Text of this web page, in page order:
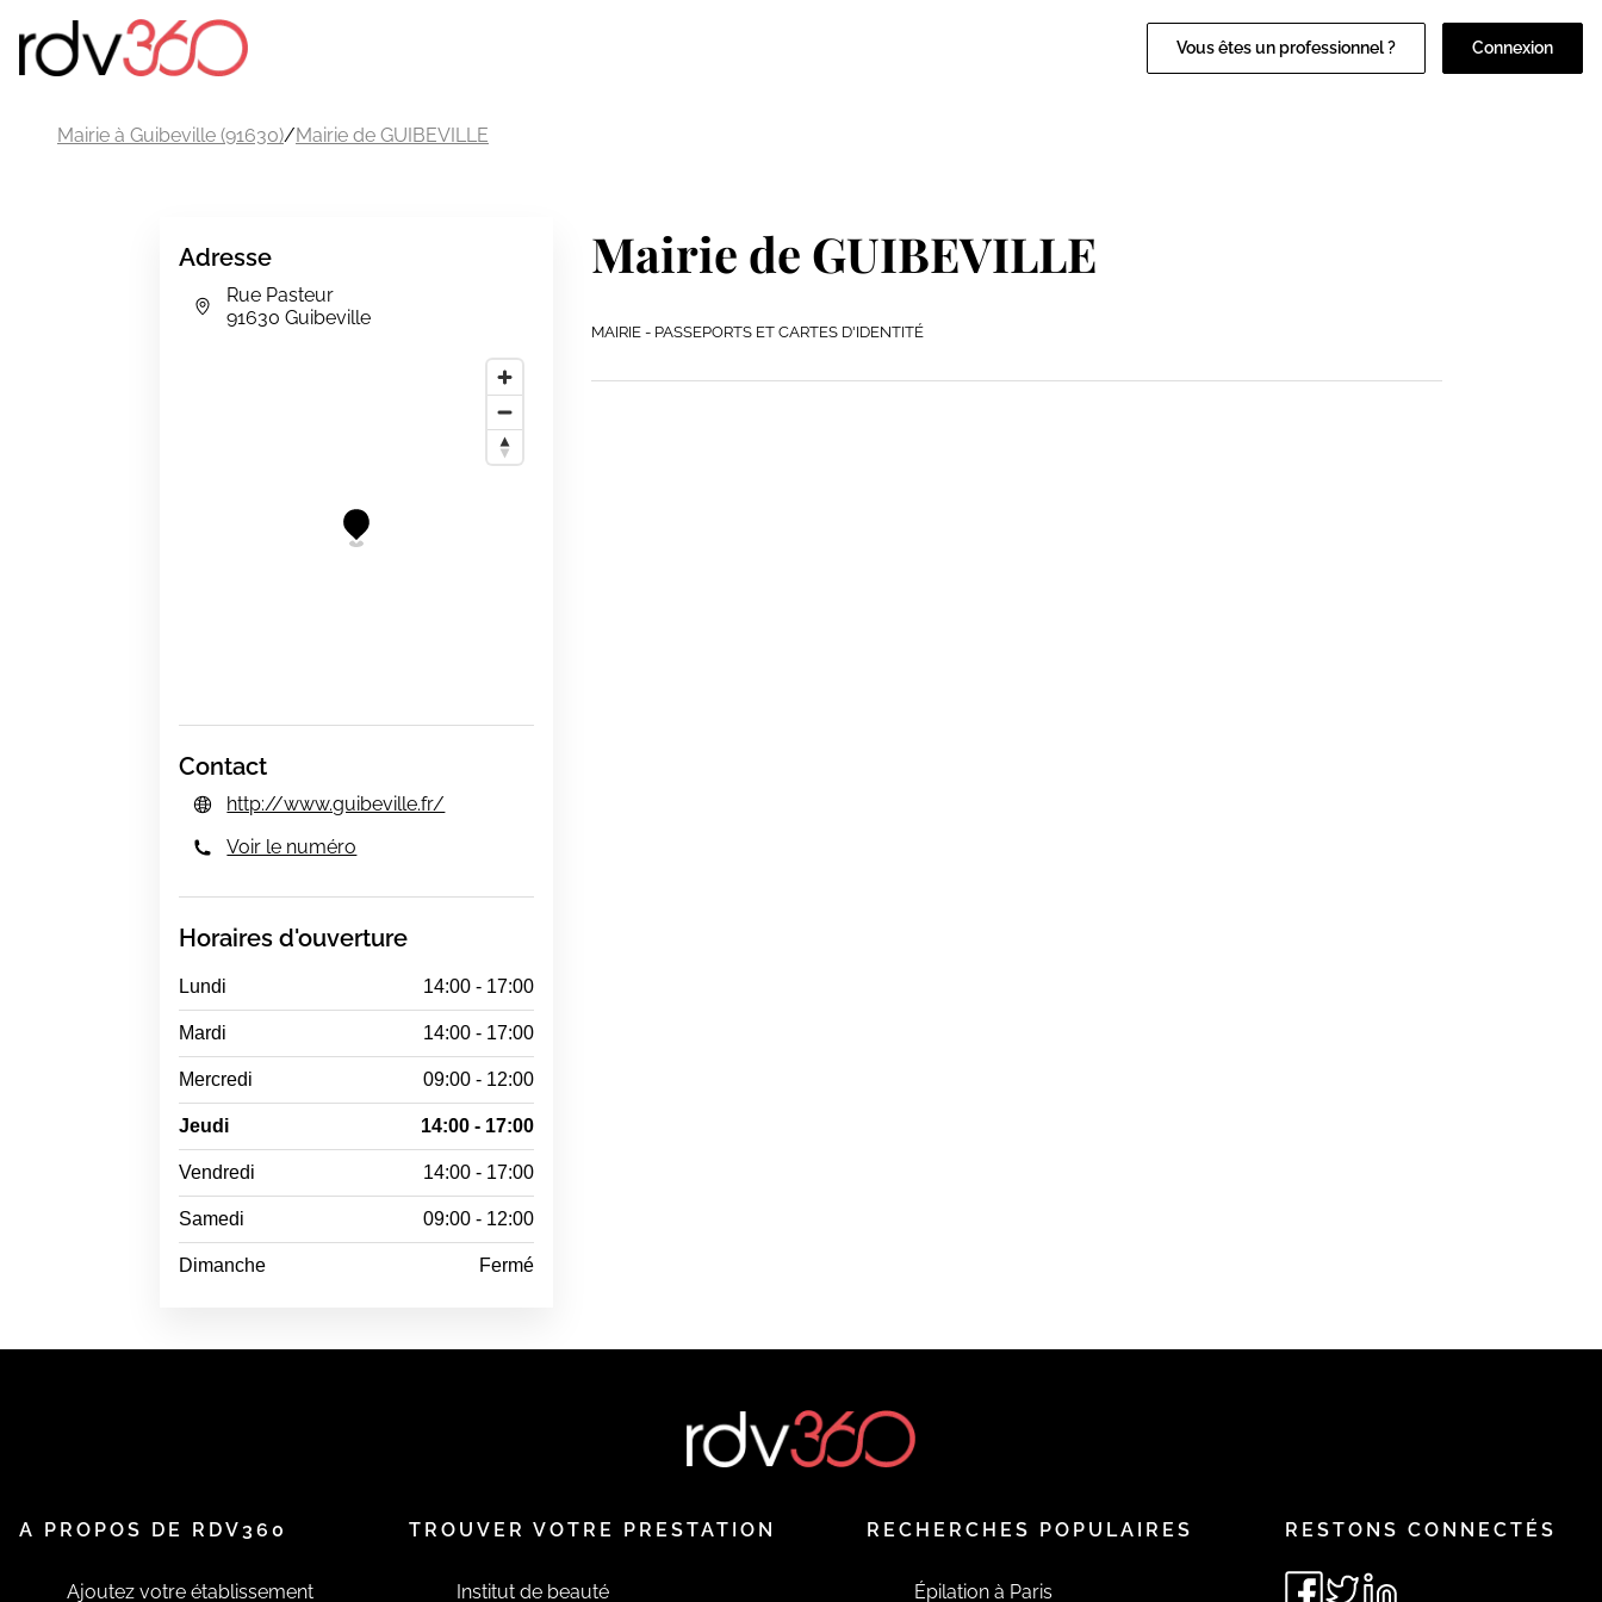
Vous êtes un professionnel ? Connexion
Mairie à Guibeville (91630)/Mairie de GUIBEVILLE
Adresse
Rue Pasteur
91630 Guibeville
Contact
http://www.guibeville.fr/
Voir le numéro
Horaires d'ouverture
Lundi 14:00 - 17:00
Mardi 14:00 - 17:00
Mercredi 09:00 - 12:00
Jeudi 14:00 - 17:00
Vendredi 14:00 - 17:00
Samedi 09:00 - 12:00
Dimanche Fermé
Mairie de GUIBEVILLE
MAIRIE - PASSEPORTS ET CARTES D'IDENTITÉ
A PROPOS DE RDV360
Ajoutez votre établissement
TROUVER VOTRE PRESTATION
Institut de beauté
RECHERCHES POPULAIRES
Épilation à Paris
RESTONS CONNECTÉS